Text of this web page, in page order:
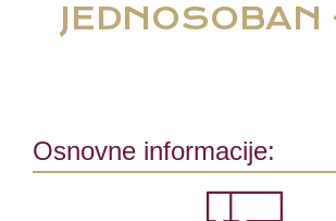
JEDNOSOBAN
Osnovne informacije: